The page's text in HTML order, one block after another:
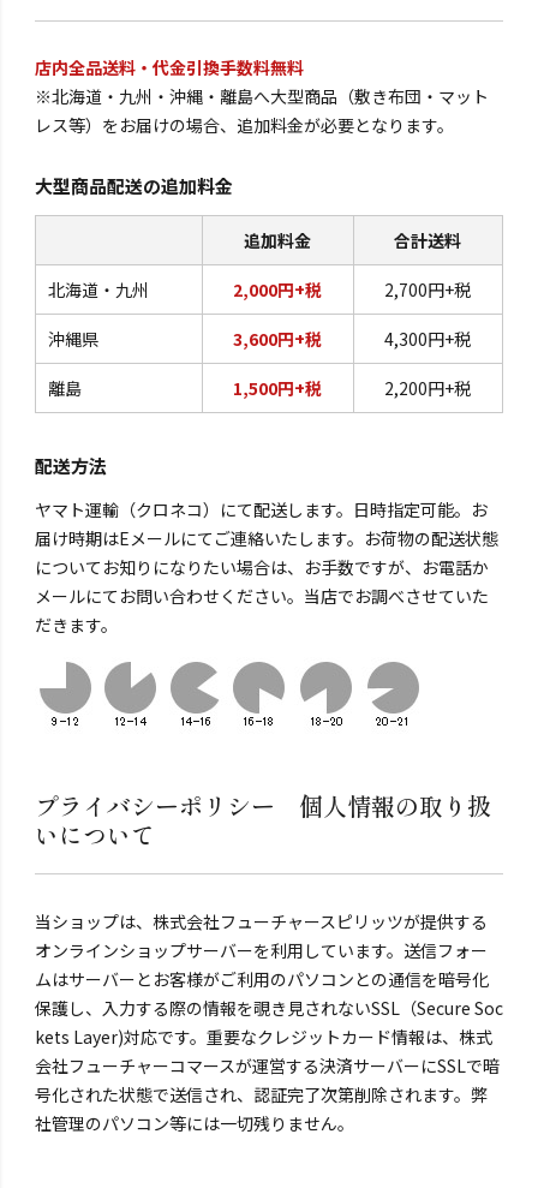
店内全品送料・代金引換手数料無料
※北海道・九州・沖縄・離島へ大型商品（敷き布団・マット
レス等）をお届けの場合、追加料金が必要となります。
大型商品配送の追加料金
追加料金 合計送料
北海道・九州 2,000円+税 2,700円+税
沖縄県 3,600円+税 4,300円+税
離島 1,500円+税 2,200円+税
配送方法
ヤマト運輸（クロネコ）にて配送します。日時指定可能。お
届け時期はEメールにてご連絡いたします。お荷物の配送状態
についてお知りになりたい場合は、お手数ですが、お電話か
メールにてお問い合わせください。当店でお調べさせていた
だきます。
プライバシーポリシー 個人情報の取り扱
いについて
当ショップは、株式会社フューチャースピリッツが提供する
オンラインショップサーバーを利用しています。送信フォー
ムはサーバーとお客様がご利用のパソコンとの通信を暗号化
保護し、入力する際の情報を覗き見されないSSL（Secure Soc
kets Layer)対応です。重要なクレジットカード情報は、株式
会社フューチャーコマースが運営する決済サーバーにSSLで暗
号化された状態で送信され、認証完了次第削除されます。弊
社管理のパソコン等には一切残りません。